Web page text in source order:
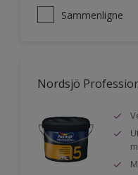
Sammenligne
Nordsjö